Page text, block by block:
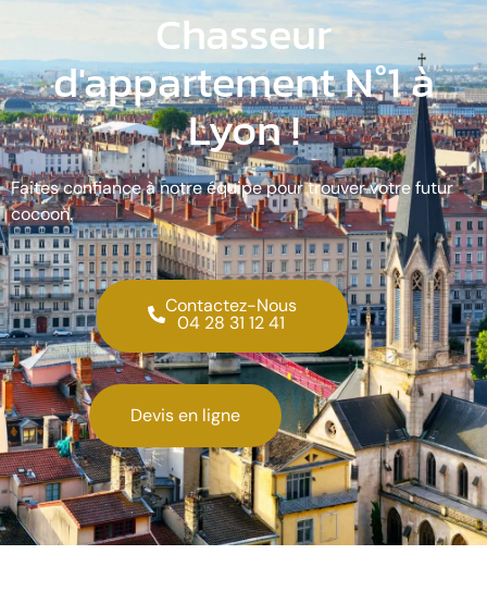
Chasseur
d'appartement N°1 à
Lyon !
Faites confiance à notre équipe pour trouver votre futur
cocoon.
Contactez-Nous
04 28 31 12 41
Devis en ligne